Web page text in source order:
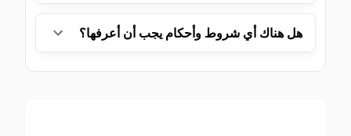
هل هناك أي شروط وأحكام يجب أن أعرفها؟